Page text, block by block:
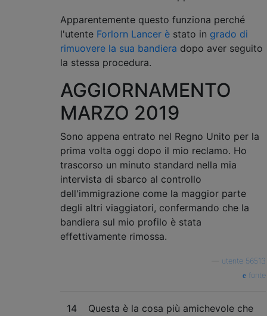
Apparentemente questo funziona perché
l'utente Forlorn Lancer è stato in grado di
rimuovere la sua bandiera dopo aver seguito
la stessa procedura.
AGGIORNAMENTO
MARZO 2019
Sono appena entrato nel Regno Unito per la
prima volta oggi dopo il mio reclamo. Ho
trascorso un minuto standard nella mia
intervista di sbarco al controllo
dell'immigrazione come la maggior parte
degli altri viaggiatori, confermando che la
bandiera sul mio profilo è stata
effettivamente rimossa.
utente 56513
fonte
14
Questa è la cosa più amichevole che